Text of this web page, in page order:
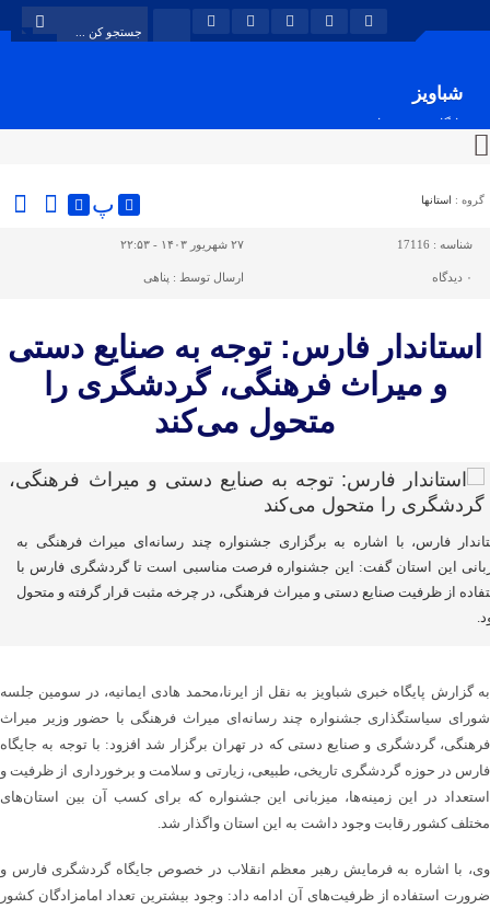
شباویز
پایگاه خبری شباویز
گروه : استانها پ
شناسه : 17116 ۲۷ شهریور ۱۴۰۳ - ۲۲:۵۳
۰ دیدگاه ارسال توسط : پناهی
استاندار فارس: توجه به صنایع دستی
و میراث فرهنگی، گردشگری را
متحول می‌کند
فارس، با اشاره به برگزاری جشنواره چند رسانه‌ای میراث فرهنگی به
این استان گفت: این جشنواره فرصت مناسبی است تا گردشگری فارس با
از ظرفیت صنایع دستی و میراث فرهنگی، در چرخه مثبت قرار گرفته و متحول
به گزارش پایگاه خبری شباویز به نقل از ایرنا،محمد هادی ایمانیه، در سومین جلسه
شورای سیاستگذاری جشنواره‌ چند رسانه‌ای میراث فرهنگی با حضور وزیر میراث
فرهنگی، گردشگری و صنایع دستی که در تهران برگزار شد افزود: با توجه به جایگاه
فارس در حوزه گردشگری تاریخی، طبیعی، زیارتی و سلامت و برخورداری از ظرفیت و
استعداد در این زمینه‌ها، میزبانی این جشنواره که برای کسب آن بین استان‌های
مختلف کشور رقابت وجود داشت به این استان واگذار شد.
وی، با اشاره به فرمایش رهبر معظم انقلاب در خصوص جایگاه گردشگری فارس و
ضرورت استفاده از ظرفیت‌های آن ادامه داد: وجود بیشترین تعداد امامزادگان کشور